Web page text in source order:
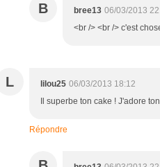
B bree13 06/03/2013
<br /> <br /> c'est
L lilou25 06/03/2013 18:12
Il superbe ton cake ! J'adore
Répondre